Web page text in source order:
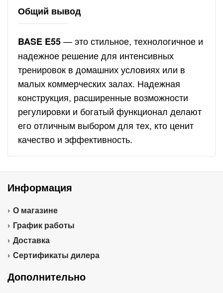
Общий вывод
BASE E55— это стильное, технологичное и
надежное решение для интенсивных
тренировок в домашних условиях или в
малых коммерческих залах. Надежная
конструкция, расширенные возможности
регулировки и богатый функционал делают
его отличным выбором для тех, кто ценит
качество и эффективность.
Информация
О магазине
График работы
Доставка
Сертификаты дилера
Дополнительно